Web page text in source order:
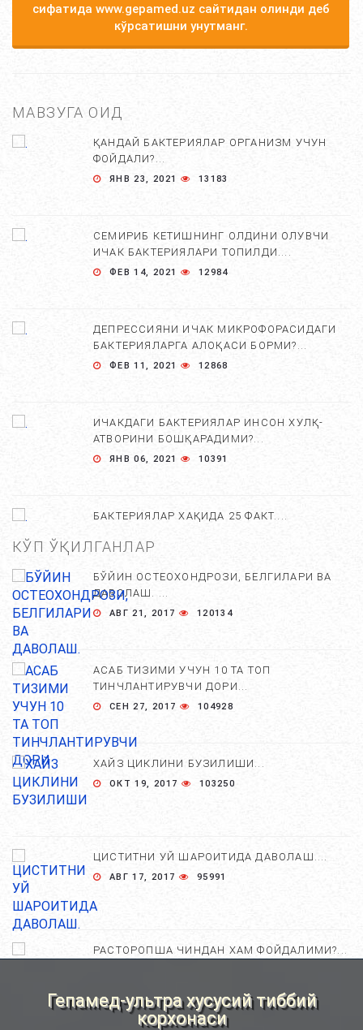
сифатида www.gepamed.uz сайтидан олинди деб
кўрсатишни унутманг.
МАВЗУГА ОИД
ҚАНДАЙ БАКТЕРИЯЛАР ОРГАНИЗМ УЧУН
ФОЙДАЛИ?...
ЯНВ 23, 2021 13183
СЕМИРИБ КЕТИШНИНГ ОЛДИНИ ОЛУВЧИ
ИЧАК БАКТЕРИЯЛАРИ ТОПИЛДИ....
ФЕВ 14, 2021 12984
ДЕПРЕССИЯНИ ИЧАК МИКРОФОРАСИДАГИ
БАКТЕРИЯЛАРГА АЛОҚАСИ БОРМИ?...
ФЕВ 11, 2021 12868
ИЧАКДАГИ БАКТЕРИЯЛАР ИНСОН ХУЛҚ-
АТВОРИНИ БОШҚАРАДИМИ?...
ЯНВ 06, 2021 10391
БАКТЕРИЯЛАР ХАҚИДА 25 ФАКТ....
КЎП ЎҚИЛГАНЛАР
БЎЙИН ОСТЕОХОНДРОЗИ, БЕЛГИЛАРИ ВА
ДАВОЛАШ. ...
АВГ 21, 2017 120134
АСАБ ТИЗИМИ УЧУН 10 ТА ТОП
ТИНЧЛАНТИРУВЧИ ДОРИ...
СЕН 27, 2017 104928
ХАЙЗ ЦИКЛИНИ БУЗИЛИШИ...
ОКТ 19, 2017 103250
ЦИСТИТНИ УЙ ШАРОИТИДА ДАВОЛАШ....
АВГ 17, 2017 95991
РАСТОРОПША ЧИНДАН ХАМ ФОЙДАЛИМИ?...
Гепамед-ультра хусусий тиббий
корхонаси